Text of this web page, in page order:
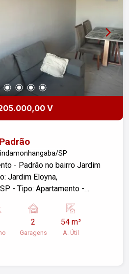
V
SP
- Padrão no bairro Jardim
- Tipo: Apartamento -
uma ótima oportunidade para
e praticidade em uma
Com 2 dormitórios e 2
2
Garagens
54 m²
A. Útil